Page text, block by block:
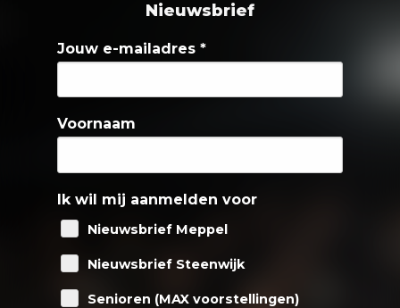
Nieuwsbrief
Jouw e-mailadres *
Voornaam
Ik wil mij aanmelden voor
Nieuwsbrief Meppel
Nieuwsbrief Steenwijk
Senioren (MAX voorstellingen)